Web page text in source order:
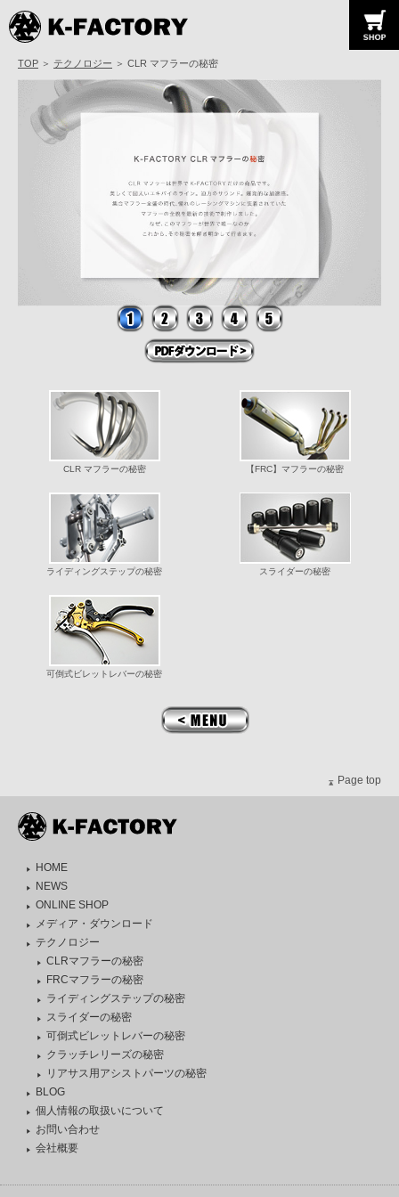
TOP ＞ テクノロジー ＞ CLR マフラーの秘密
CLR マフラーの秘密 【FRC】マフラーの秘密
ライディングステップの秘密 スライダーの秘密
可倒式ビレットレバーの秘密
2 3 4
Page top
HOME
NEWS
ONLINE SHOP
メディア・ダウンロード
テクノロジー
CLRマフラーの秘密
FRCマフラーの秘密
ライディングステップの秘密
スライダーの秘密
可倒式ビレットレバーの秘密
クラッチレリーズの秘密
リアサス用アシストパーツの秘密
BLOG
個人情報の取扱いについて
お問い合わせ
会社概要